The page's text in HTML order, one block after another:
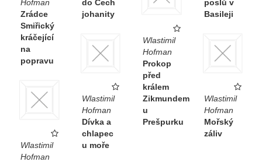
do Čech
johanity
poslů v
Basileji
Hofman
Zrádce
Smiřický
kráčející
na
popravu
Wlastimil
Hofman
Prokop
před
králem
Zikmundem
u
Prešpurku
Wlastimil
Hofman
Dívka a
chlapec
u moře
Wlastimil
Hofman
Mořský
záliv
Wlastimil
Hofman